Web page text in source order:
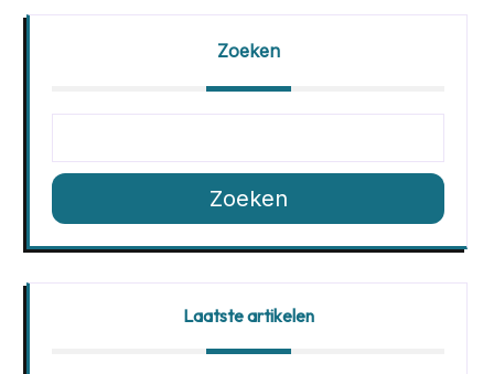
Zoeken
Zoeken
Laatste artikelen